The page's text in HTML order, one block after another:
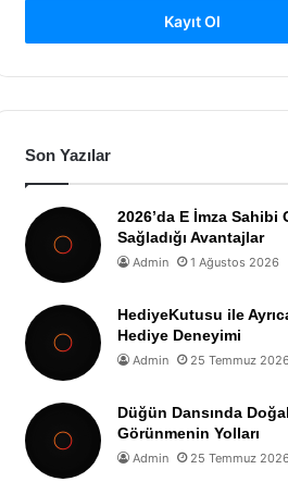
Kayıt Ol
Son Yazılar
2026’da E İmza Sahibi
Sağladığı Avantajlar
Admin 1 Ağustos 2026
HediyeKutusu ile
Hediye Deneyimi
Admin 25 Temmuz 2026
Düğün Dansında
Görünmenin Yolları
Admin 25 Temmuz 2026